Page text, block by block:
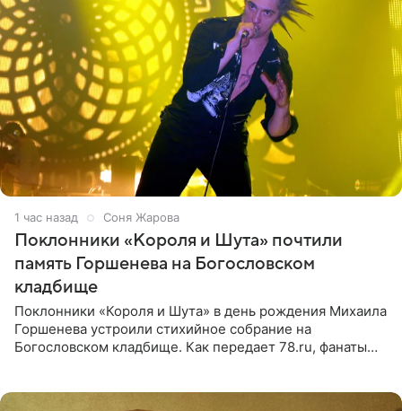
1 час назад Соня Жарова
Поклонники «Короля и Шута» почтили
память Горшенева на Богословском
кладбище
Поклонники «Короля и Шута» в день рождения Михаила
Горшенева устроили стихийное собрание на
Богословском кладбище. Как передает 78.ru, фанаты